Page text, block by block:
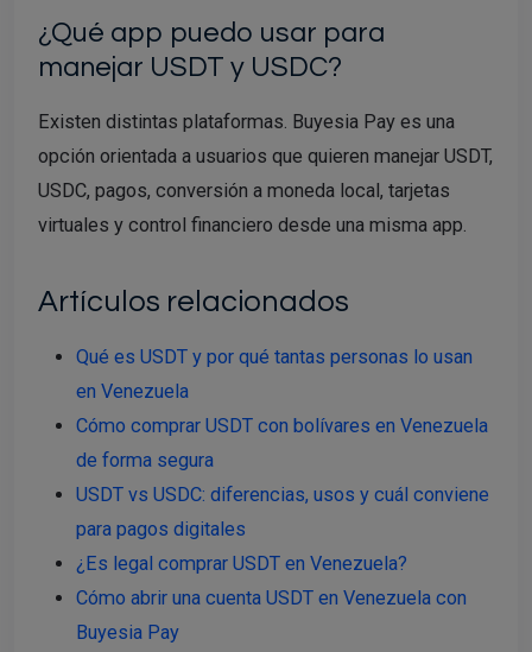
¿Qué app puedo usar para
manejar USDT y USDC?
Existen distintas plataformas. Buyesia Pay es una
opción orientada a usuarios que quieren manejar USDT,
USDC, pagos, conversión a moneda local, tarjetas
virtuales y control financiero desde una misma app.
Artículos relacionados
Qué es USDT y por qué tantas personas lo usan
en Venezuela
Cómo comprar USDT con bolívares en Venezuela
de forma segura
USDT vs USDC: diferencias, usos y cuál conviene
para pagos digitales
¿Es legal comprar USDT en Venezuela?
Cómo abrir una cuenta USDT en Venezuela con
Buyesia Pay